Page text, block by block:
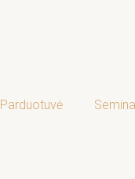
Parduotuvė